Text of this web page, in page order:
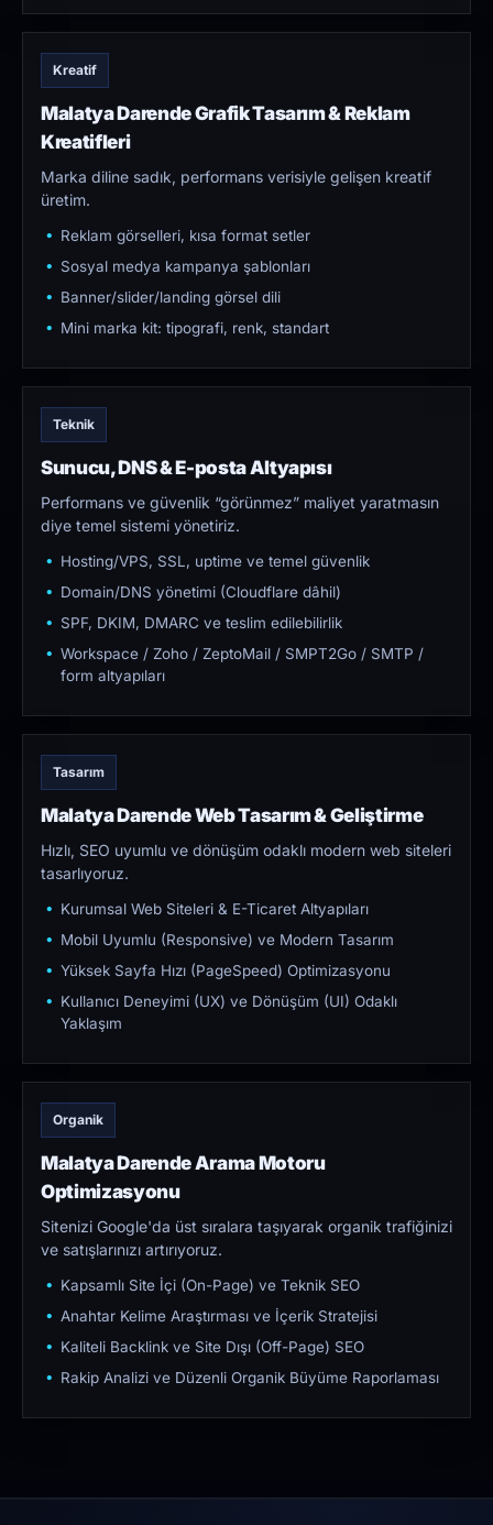
Kreatif
Malatya Darende Grafik Tasarım & Reklam
Kreatifleri
Marka diline sadık, performans verisiyle gelişen kreatif
üretim.
Reklam görselleri, kısa format setler
Sosyal medya kampanya şablonları
Banner/slider/landing görsel dili
Mini marka kit: tipografi, renk, standart
Teknik
Sunucu, DNS & E-posta Altyapısı
Performans ve güvenlik “görünmez” maliyet yaratmasın
diye temel sistemi yönetiriz.
Hosting/VPS, SSL, uptime ve temel güvenlik
Domain/DNS yönetimi (Cloudflare dâhil)
SPF, DKIM, DMARC ve teslim edilebilirlik
Workspace / Zoho / ZeptoMail / SMPT2Go / SMTP /
form altyapıları
Tasarım
Malatya Darende Web Tasarım & Geliştirme
Hızlı, SEO uyumlu ve dönüşüm odaklı modern web siteleri
tasarlıyoruz.
Kurumsal Web Siteleri & E-Ticaret Altyapıları
Mobil Uyumlu (Responsive) ve Modern Tasarım
Yüksek Sayfa Hızı (PageSpeed) Optimizasyonu
Kullanıcı Deneyimi (UX) ve Dönüşüm (UI) Odaklı
Yaklaşım
Organik
Malatya Darende Arama Motoru
Optimizasyonu
Sitenizi Google'da üst sıralara taşıyarak organik trafiğinizi
ve satışlarınızı artırıyoruz.
Kapsamlı Site İçi (On-Page) ve Teknik SEO
Anahtar Kelime Araştırması ve İçerik Stratejisi
Kaliteli Backlink ve Site Dışı (Off-Page) SEO
Rakip Analizi ve Düzenli Organik Büyüme Raporlaması